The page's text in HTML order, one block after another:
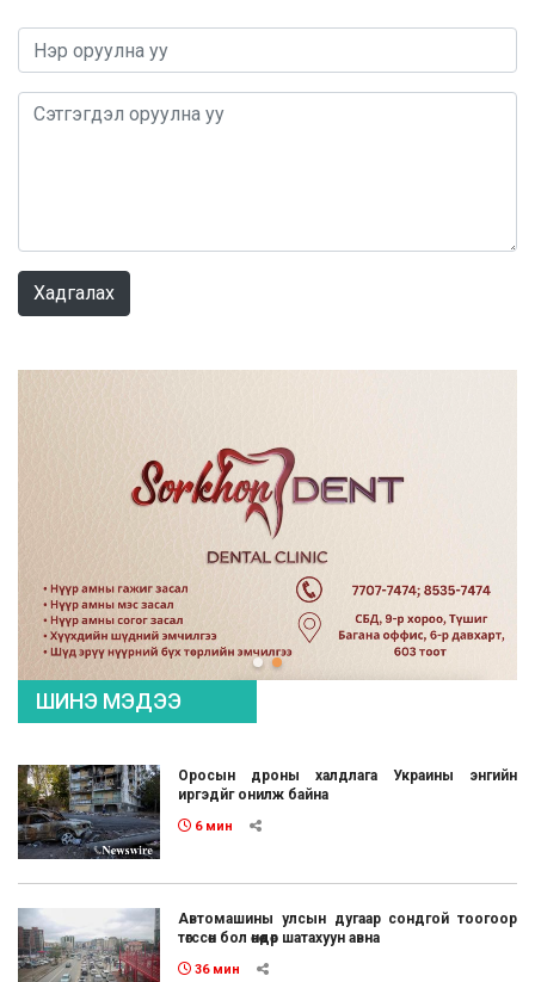
Хадгалах
ШИНЭ МЭДЭЭ
Оросын дроны халдлага Украины энгийн
иргэдйг онилж байна
6 мин
Автомашины улсын дугаар сондгой тоогоор
төгссөн бол өнөөдөр шатахуун авна
36 мин